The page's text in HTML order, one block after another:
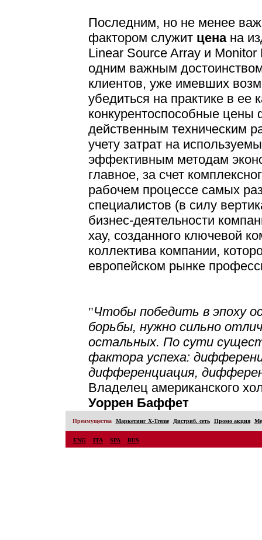
Последним, но не менее
фактором служит ценана
Linear Source Array и
одним важным
клиентов, уже имевших
убедиться на практике в ее
конкурентоспособные
действенным техническим
учету затрат на
эффективным методам
главное, за счет
рабочем процессе самых
специалистов (в силу
бизнес-деятельности
хау, созданного ключевой
коллектива компании,
европейском рынке
"Чтобы победить в эпоху
борьбы, нужно сильно
остальных. По сути
фактора успеха:
дифференциация,
Владелец американского
Уоррен Баффет
Преимущества Маркетинг X-Treme Дистриб. сеть Промо акция
ENG ITA SPA RUS